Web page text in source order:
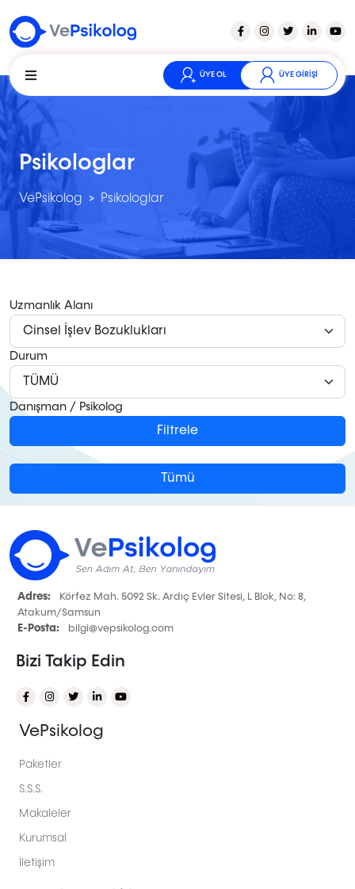
ÜYE OL ÜYE GİRİŞİ
Psikologlar
VePsikolog > Psikologlar
Uzmanlık Alanı
Durum
Danışman / Psikolog
Filtrele
Tümü
Adres:
Körfez Mah. 5092 Sk. Ardıç Evler Sitesi, L Blok, No: 8,
Atakum/Samsun
E-Posta: bilgi@vepsikolog.com
Bizi Takip Edin
VePsikolog
Paketler
S.S.S.
Makaleler
Kurumsal
İletişim